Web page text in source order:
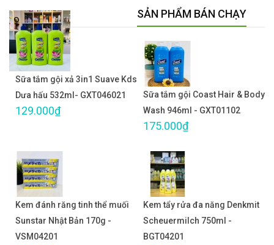
Sữa tắm gội xả 3in1 Suave Kds
Dưa hấu 532ml- GXT046021
129.000₫
SẢN PHẨM BÁN CHẠY
Sữa tắm gội Coast Hair & Body
Wash 946ml - GXT01102
175.000₫
Kem đánh răng tinh thể muối
Sunstar Nhật Bản 170g -
VSM04201
Kem tẩy rửa đa năng Denkmit
Scheuermilch 750ml -
BGT04201